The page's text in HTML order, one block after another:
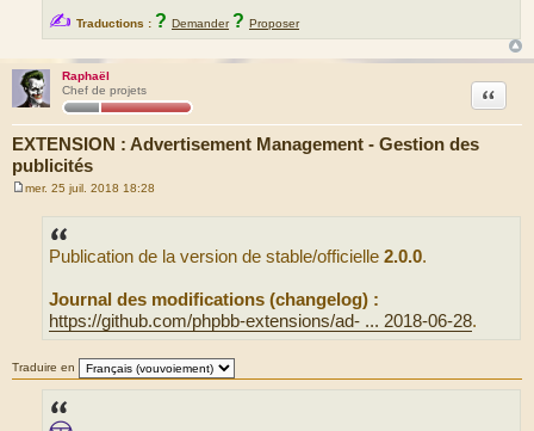
✍ Traductions : ? Demander ? Proposer
Raphaël
Chef de projets
EXTENSION : Advertisement Management - Gestion des
publicités
Citation
mer. 25 juil. 2018 18:28
Publication de la version de stable/officielle 2.0.0.
Journal des modifications (changelog) :
https://github.com/phpbb-extensions/ad- ... 2018-06-28.
Traduire en